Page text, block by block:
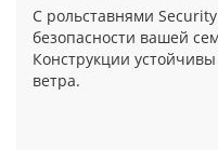
С рольставнями
безопасности вашей
Конструкции
ветра.